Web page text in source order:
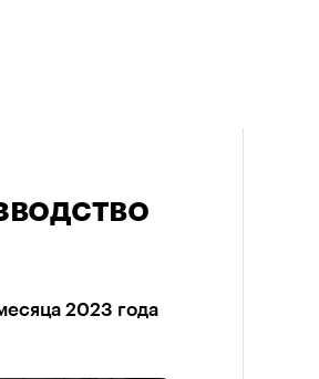
2023 года